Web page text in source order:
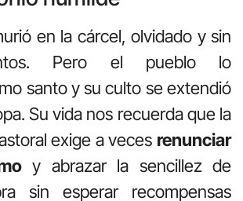
en la cárcel, olvidado y sin
Pero el pueblo lo
santo y su culto se extendió
Su vida nos recuerda que la
exige a veces renunciar
y abrazar la sencillez de
sin esperar recompensas